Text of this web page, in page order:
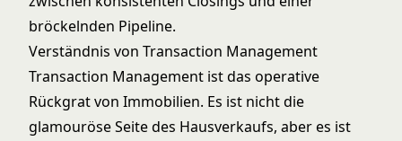
bröckelnden Pipeline.
Verständnis von Transaction Management
Transaction Management ist das operative
Rückgrat von Immobilien. Es ist nicht die
glamouröse Seite des Hausverkaufs, aber es ist